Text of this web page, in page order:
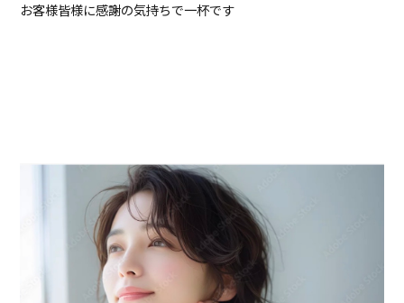
お客様皆様に感謝の気持ちで一杯です